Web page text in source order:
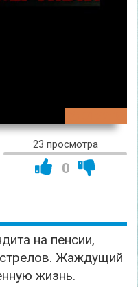
23 просмотра
0
на пенсии,
Жаждущий
жизнь.